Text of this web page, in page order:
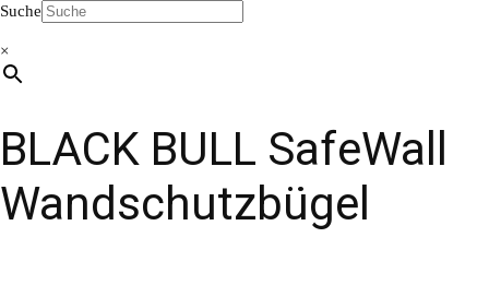
Suche
×
BLACK BULL SafeWall
Wandschutzbügel